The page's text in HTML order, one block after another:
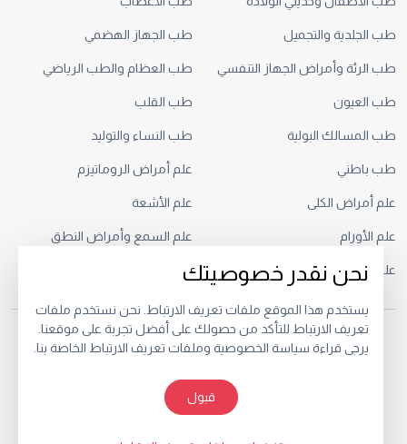
طب الجلدية والتجميل طب الجهاز الهضمي
طب الرئة وأمراض الجهاز التنفسي طب العظام والطب الرياضي
طب العيون طب القلب
طب المسالك البولية طب النساء والتوليد
طب باطني علم أمراض الروماتيزم
علم أمراض الكلى علم الأشعة
علم الأورام علم السمع وأمراض النطق
علم النفس السريري
© 2026.
نحن نقدر خصوصيتك
يستخدم هذا الموقع ملفات تعريف الارتباط. نحن نستخدم ملفات
تعريف الارتباط للتأكد من حصولك على أفضل تجربة على موقعنا.
يرجى قراءة سياسة الخصوصية وملفات تعريف الارتباط الخاصة بنا.
قبول